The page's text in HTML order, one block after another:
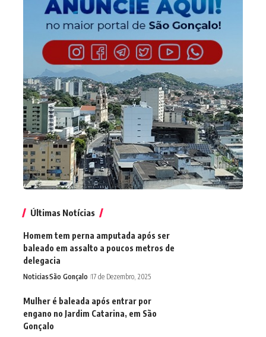
Últimas Notícias
Homem tem perna amputada após ser
baleado em assalto a poucos metros de
delegacia
NoticiasSão Gonçalo 17 de Dezembro, 2025
Mulher é baleada após entrar por
engano no Jardim Catarina, em São
Gonçalo